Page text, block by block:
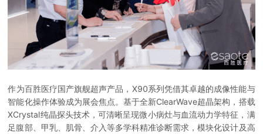
作为百胜医疗国产旗舰超声产品，X90系列凭借其卓越的成像性能与
智能化操作体验成为展会焦点。基于全新ClearWave超晶架构，搭载
XCrystal纯晶探头技术，可清晰呈现微小病灶与血流动力学特征，满
足腹部、甲乳、肌骨、介入等多学科精准诊断需求，模块化设计及高